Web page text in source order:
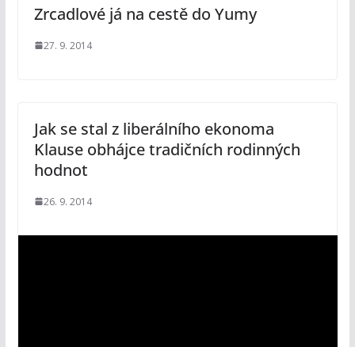
Zrcadlové já na cestě do Yumy
27. 9. 2014
Jak se stal z liberálního ekonoma
Klause obhájce tradičních rodinných
hodnot
26. 9. 2014